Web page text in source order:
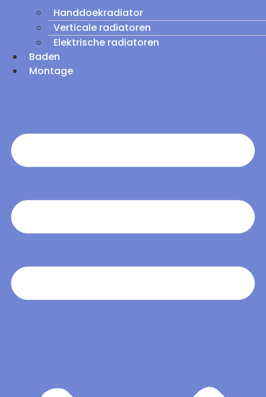
Handdoekradiator
Verticale radiatoren
Elektrische radiatoren
Baden
Montage